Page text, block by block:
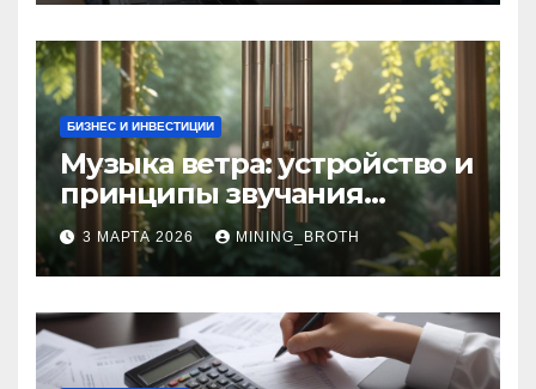
БИЗНЕС И ИНВЕСТИЦИИ
Музыка ветра: устройство и
принципы звучания
колокольчиков
3 МАРТА 2026 MINING_BROTH